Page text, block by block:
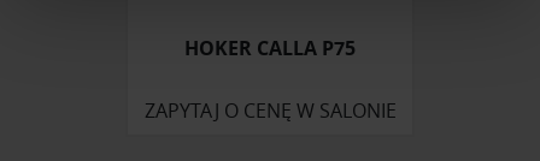
i reklam, aby oferować funkcje społecznościowe i
korzystasz z naszej witryny, udostępniamy partnerom
HOKER CALLA P75
ZAPYTAJ O CENĘ W SALONIE